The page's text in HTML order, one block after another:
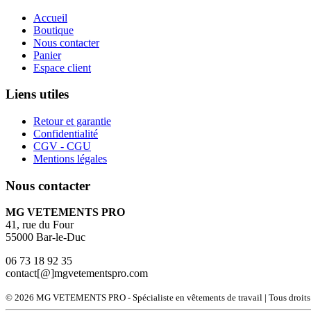
Accueil
Boutique
Nous contacter
Panier
Espace client
Liens utiles
Retour et garantie
Confidentialité
CGV - CGU
Mentions légales
Nous contacter
MG VETEMENTS PRO
41, rue du Four
55000 Bar-le-Duc
06 73 18 92 35
contact[@]mgvetementspro.com
© 2026 MG VETEMENTS PRO - Spécialiste en vêtements de travail | Tous droits